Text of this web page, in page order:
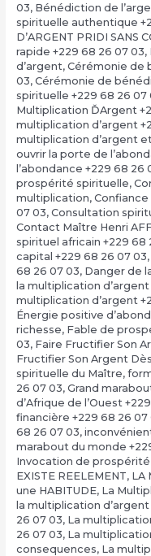
03, Bénédiction de
spirituelle authentique
D’ARGENT PRIDI SANS
rapide +229 68 26 07 03,
d’argent, Cérémonie de
03, Cérémonie de
spirituelle +229 68 26 07
Multiplication ĎArgent
multiplication d’argent
multiplication d’argent
ouvrir la porte de
l’abondance +229 68 26
prospérité spirituelle,
multiplication, Confiance
07 03, Consultation
Contact Maître Henri
spirituel africain +229 68
capital +229 68 26 07 03,
68 26 07 03, Danger de
la multiplication
multiplication d’argent
Énergie positive
richesse, Fable de
03, Faire Fructifier Son
Fructifier Son Argent
spirituelle du Maître,
26 07 03, Grand
d’Afrique de l’Ouest
financière +229 68 26 07
68 26 07 03,
marabout du monde
Invocation de prospérité
EXISTE REELEMENT, LA
une HABITUDE, La
la multiplication
26 07 03, La
26 07 03, La
consequences, La